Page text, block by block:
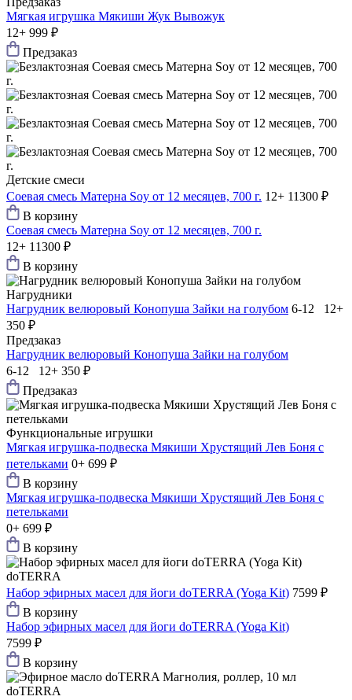
Мягкая игрушка Мякиши Жук Вывожук
12+ 999 ₽
Предзаказ
Детские смеси
Соевая смесь Матерна Soy от 12 месяцев, 700 г. 12+ 11300 ₽
В корзину
Соевая смесь Матерна Soy от 12 месяцев, 700 г.
12+ 11300 ₽
В корзину
Нагрудники
Нагрудник велюровый Конопуша Зайки на голубом 6-12 12+
350 ₽
Предзаказ
Нагрудник велюровый Конопуша Зайки на голубом
6-12 12+ 350 ₽
Предзаказ
Функциональные игрушки
Мягкая игрушка-подвеска Мякиши Хрустящий Лев Боня с
петельками 0+ 699 ₽
В корзину
Мягкая игрушка-подвеска Мякиши Хрустящий Лев Боня с
петельками
0+ 699 ₽
В корзину
doTERRA
Набор эфирных масел для йоги doTERRA (Yoga Kit) 7599 ₽
В корзину
Набор эфирных масел для йоги doTERRA (Yoga Kit)
7599 ₽
В корзину
doTERRA